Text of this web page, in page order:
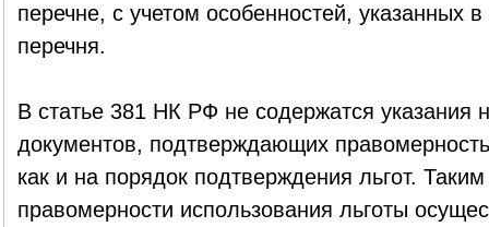
перечне, с учетом особенностей, указанных
перечня.
В статье 381 НК РФ не содержатся указания
документов, подтверждающих
как и на порядок подтверждения льгот.
правомерности использования льготы